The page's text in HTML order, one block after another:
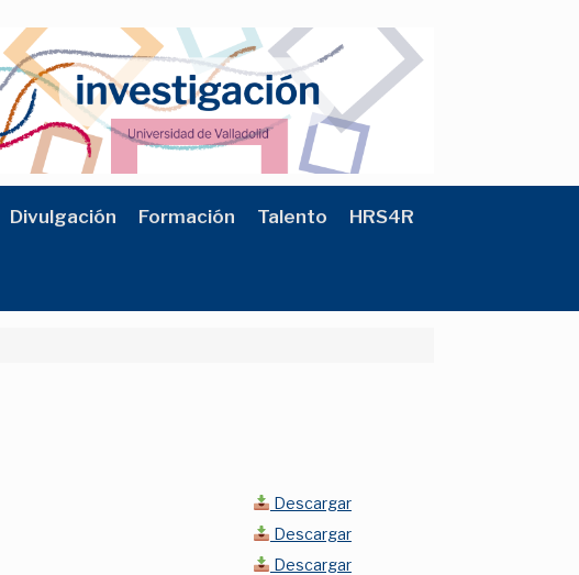
Divulgación Formación Talento HRS4R
Descargar
Descargar
Descargar